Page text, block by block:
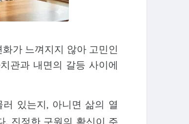
가 느껴지지 않아 고민인
관과 내면의 갈등 사이에
있는지, 아니면 삶의 열
. 진정한 구원의 확신이 주